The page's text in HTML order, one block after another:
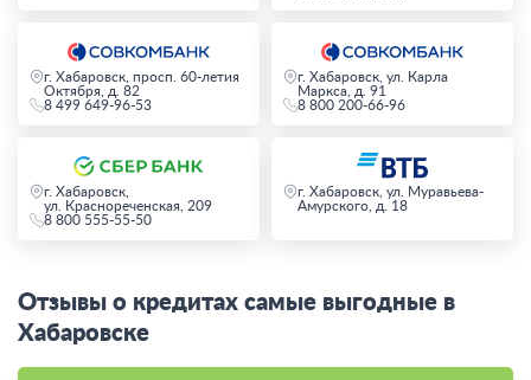
г. Хабаровск, просп. 60-летия
Октября, д. 82
8 499 649-96-53
г. Хабаровск, ул. Карла
Маркса, д. 91
8 800 200-66-96
г. Хабаровск,
ул. Краснореченская, 209
8 800 555-55-50
г. Хабаровск, ул. Муравьева-
Амурского, д. 18
Отзывы о кредитах самые выгодные в
Хабаровске